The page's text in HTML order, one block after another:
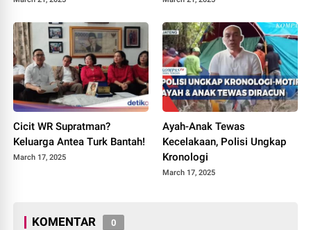
Cicit WR Supratman?
Keluarga Antea Turk Bantah!
March 17, 2025
Ayah-Anak Tewas
Kecelakaan, Polisi Ungkap
Kronologi
March 17, 2025
KOMENTAR 0